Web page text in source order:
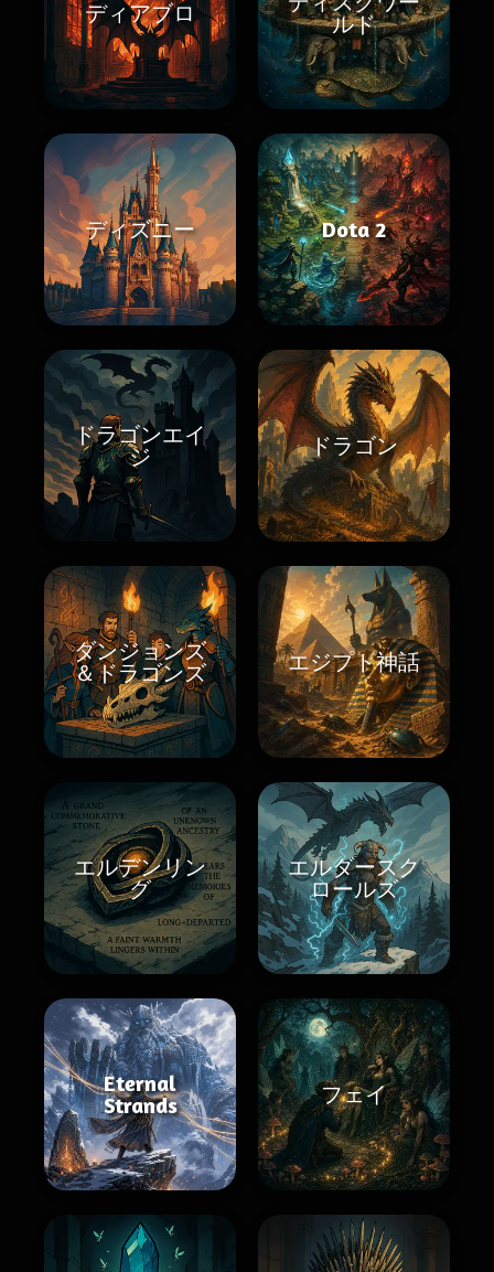
ディアブロ
ルド
ディズニー Dota 2
ドラゴンエイ
ジ
ドラゴン
ダンジョンズ
＆ドラゴンズ
エジプト神話
エルデンリン
グ
エルダースク
ロールズ
Eternal
Strands
フェイ